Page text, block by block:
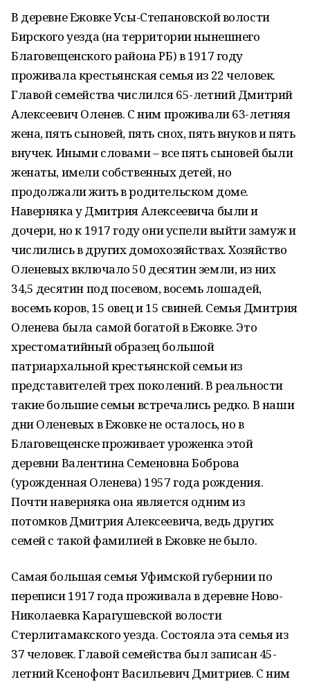
В деревне Ежовке Усы-Степановской волости
Бирского уезда (на территории нынешнего
Благовещенского района РБ) в 1917 году
проживала крестьянская семья из 22 человек.
Главой семейства числился 65-летний Дмитрий
Алексеевич Оленев. С ним проживали 63-летняя
жена, пять сыновей, пять снох, пять внуков и пять
внучек. Иными словами – все пять сыновей были
женаты, имели собственных детей, но
продолжали жить в родительском доме.
Наверняка у Дмитрия Алексеевича были и
дочери, но к 1917 году они успели выйти замуж и
числились в других домохозяйствах. Хозяйство
Оленевых включало 50 десятин земли, из них
34,5 десятин под посевом, восемь лошадей,
восемь коров, 15 овец и 15 свиней. Семья Дмитрия
Оленева была самой богатой в Ежовке. Это
хрестоматийный образец большой
патриархальной крестьянской семьи из
представителей трех поколений. В реальности
такие большие семьи встречались редко. В наши
дни Оленевых в Ежовке не осталось, но в
Благовещенске проживает уроженка этой
деревни Валентина Семеновна Боброва
(урожденная Оленева) 1957 года рождения.
Почти наверняка она является одним из
потомков Дмитрия Алексеевича, ведь других
семей с такой фамилией в Ежовке не было.
Самая большая семья Уфимской губернии по
переписи 1917 года проживала в деревне Ново-
Николаевка Карагушевской волости
Стерлитамакского уезда. Состояла эта семья из
37 человек. Главой семейства был записан 45-
летний Ксенофонт Васильевич Дмитриев. С ним